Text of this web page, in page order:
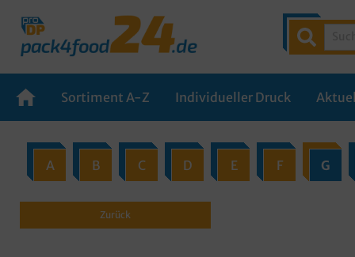
Sortiment A-Z Individueller Druck
A B C D E F G
Zurück